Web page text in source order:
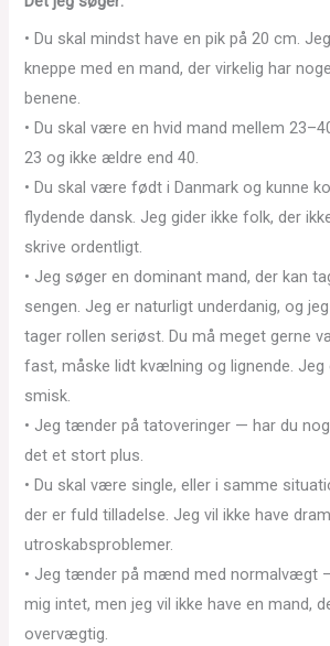
• Du skal mindst have en pik på 20 cm.
kneppe med en mand, der virkelig har
benene.
• Du skal være en hvid mand mellem
23 og ikke ældre end 40.
• Du skal være født i Danmark og kunne
flydende dansk. Jeg gider ikke folk, der
skrive ordentligt.
• Jeg søger en dominant mand, der kan
sengen. Jeg er naturligt underdanig, og
tager rollen seriøst. Du må meget gerne
fast, måske lidt kvælning og lignende. Jeg
smisk.
• Jeg tænder på tatoveringer — har du
det et stort plus.
• Du skal være single, eller i samme
der er fuld tilladelse. Jeg vil ikke have
utroskabsproblemer.
• Jeg tænder på mænd med normalvægt
mig intet, men jeg vil ikke have en mand,
overvægtig.